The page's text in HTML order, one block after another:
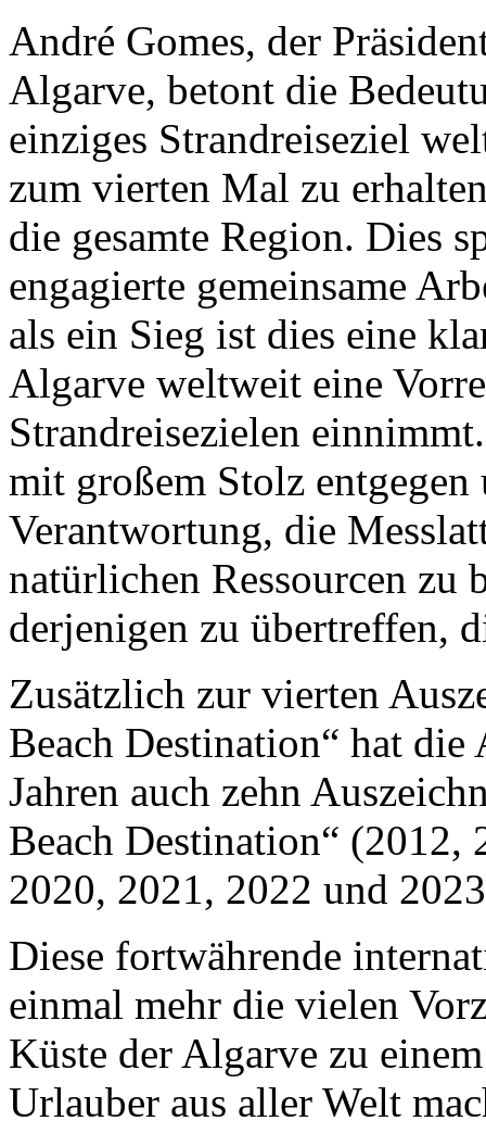
André Gomes, der
Algarve, betont die
einziges Strandreiseziel
zum vierten Mal zu
die gesamte Region. Dies
engagierte gemeinsame
als ein Sieg ist dies eine
Algarve weltweit eine
Strandreisezielen
mit großem Stolz entgegen
Verantwortung, die
natürlichen Ressourcen zu
derjenigen zu übertreffen,
Zusätzlich zur vierten
Beach Destination“ hat
Jahren auch zehn
Beach Destination“ (2012,
2020, 2021, 2022 und
Diese fortwährende
einmal mehr die vielen
Küste der Algarve zu
Urlauber aus aller Welt